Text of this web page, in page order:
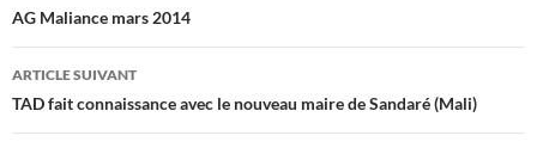
des
articles
AG Maliance mars 2014
ARTICLE SUIVANT
TAD fait connaissance avec le nouveau maire de Sandaré (Mali)